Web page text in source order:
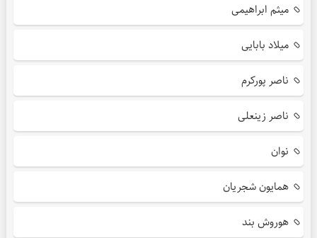
میثم ابراهیمی
میلاد بابایی
ناصر پورکرم
ناصر زینعلی
نوان
همایون شجریان
هوروش بند